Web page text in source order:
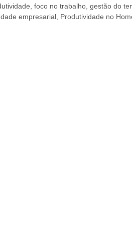
foco no trabalho gestão do
empresarial Produtividade no